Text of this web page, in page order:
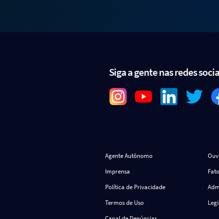
Siga a gente nas redes
Agente Autônomo
Imprensa
Política de Privacidade
Termos de Uso